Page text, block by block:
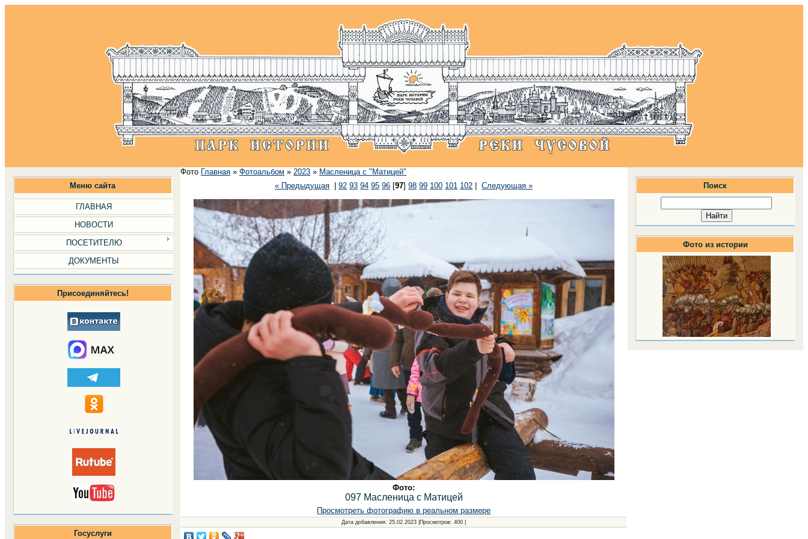
Меню сайта
ГЛАВНАЯ
НОВОСТИ
ПОСЕТИТЕЛЮ
ДОКУМЕНТЫ
Присоединяйтесь!
Госуслуги
Поиск
Фото из истории
Фото Главная »Фотоальбом »2023 » Масленица с "Матицей"
« Предыдущая |92 93 94 95 96 [97]98 99 100 101 102 |Следующая »
Фото:
097 Масленица с Матицей
Просмотреть фотографию в реальном размере
Дата добавления: 25.02.2023 | Просмотров: 400 |